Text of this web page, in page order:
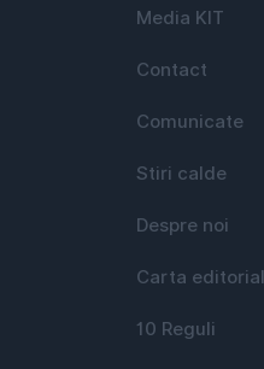
Media KIT
Contact
Comunicate
Stiri calde
Despre noi
Carta
10 Reguli